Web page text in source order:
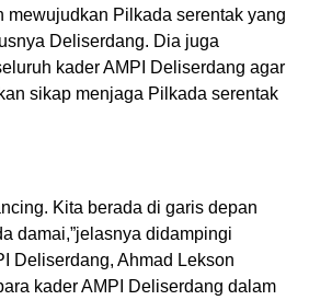
mewujudkan Pilkada serentak yang
Deliserdang. Dia juga
kader AMPI Deliserdang agar
sikap menjaga Pilkada serentak
Kita berada di garis depan
damai,”jelasnya didampingi
Deliserdang, Ahmad Lekson
kader AMPI Deliserdang dalam